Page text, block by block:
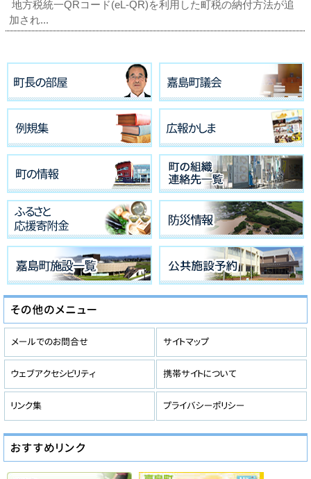
地方税統一QRコード(eL-QR)を利用した町税の納付方法が追
加され...